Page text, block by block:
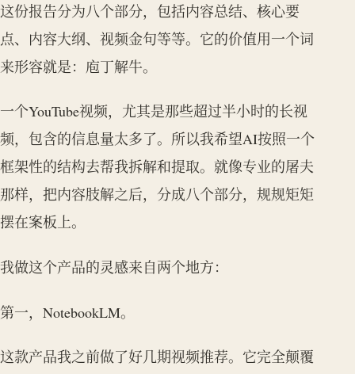
这份报告分为八个部分，包括内容总结、核心要
点、内容大纲、视频金句等等。它的价值用一个词
来形容就是：庖丁解牛。
一个YouTube视频，尤其是那些超过半小时的长视
频，包含的信息量太多了。所以我希望AI按照一个
框架性的结构去帮我拆解和提取。就像专业的屠夫
那样，把内容肢解之后，分成八个部分，规规矩矩
摆在案板上。
我做这个产品的灵感来自两个地方：
第一，NotebookLM。
这款产品我之前做了好几期视频推荐。它完全颠覆